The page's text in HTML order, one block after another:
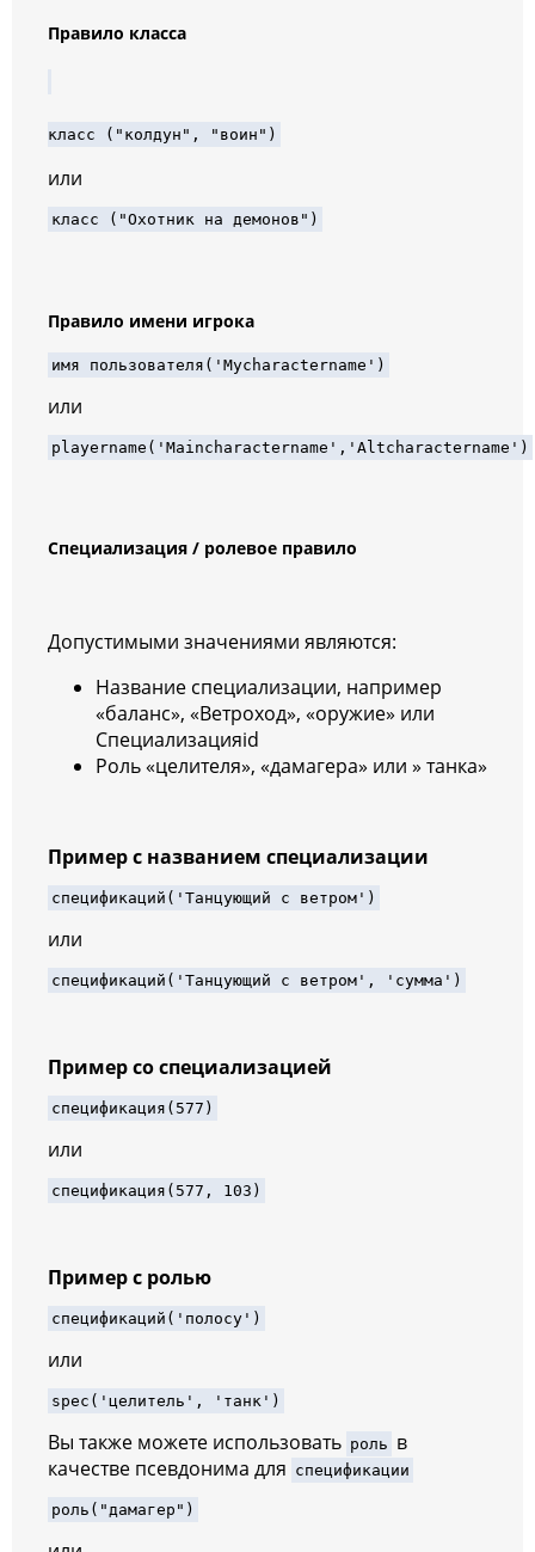
Правило класса
класс (" колдун ", " воин ")
или
класс ("Охотник на демонов ")
Правило имени игрока
имя пользователя ( 'Mycharactername' )
или
playername ( 'Maincharactername' , 'Altcharactername' )
Специализация / ролевое правило
Допустимыми значениями являются:
Название специализации, например
«баланс», «Ветроход», «оружие» или
Специализацияid
Роль «целителя», «дамагера» или » танка»
Пример с названием специализации
спецификаций ( 'Танцующий с ветром' )
или
спецификаций ( 'Танцующий с ветром' , 'сумма' )
Пример со специализацией
спецификация ( 577 )
или
спецификация ( 577 , 103 )
Пример с ролью
спецификаций ( 'полосу' )
или
spec ( 'целитель' , 'танк' )
Вы также можете использовать роль в
качестве псевдонима для спецификации
роль ( "дамагер" )